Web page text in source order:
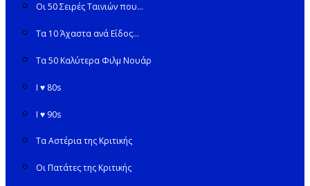
Οι 50 Σειρές Ταινιών που…
Τα 10 Άχαστα ανά Είδος…
Τα 50 Καλύτερα Φιλμ Νουάρ
I ♥ 80s
I ♥ 90s
Τα Αστέρια της Κριτικής
Οι Πατάτες της Κριτικής